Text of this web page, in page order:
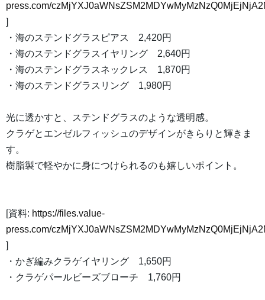
press.com/
]
・海のステンドグラスピアス 2,420円
・海のステンドグラスイヤリング 2,640円
・海のステンドグラスネックレス 1,870円
・海のステンドグラスリング 1,980円
光に透かすと、ステンドグラスのような透明感。
クラゲとエンゼルフィッシュのデザインがきらりと輝きま
す。
樹脂製で軽やかに身につけられるのも嬉しいポイント。
[資料: https://files.value-
press.com/
]
・かぎ編みクラゲイヤリング 1,650円
・クラゲパールビーズブローチ 1,760円